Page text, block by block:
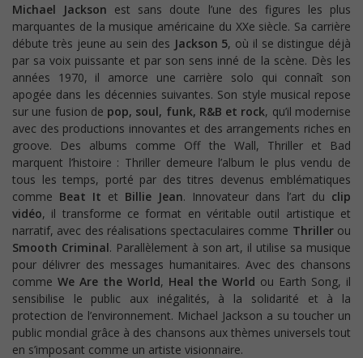
Michael Jackson est sans doute l’une des figures les plus
marquantes de la musique américaine du XXe siècle. Sa carrière
débute très jeune au sein des Jackson 5, où il se distingue déjà
par sa voix puissante et par son sens inné de la scène. Dès les
années 1970, il amorce une carrière solo qui connaît son
apogée dans les décennies suivantes. Son style musical repose
sur une fusion de pop, soul, funk, R&B et rock, qu’il modernise
avec des productions innovantes et des arrangements riches en
groove. Des albums comme Off the Wall, Thriller et Bad
marquent l’histoire : Thriller demeure l’album le plus vendu de
tous les temps, porté par des titres devenus emblématiques
comme Beat It et Billie Jean. Innovateur dans l’art du clip
vidéo, il transforme ce format en véritable outil artistique et
narratif, avec des réalisations spectaculaires comme Thriller ou
Smooth Criminal. Parallèlement à son art, il utilise sa musique
pour délivrer des messages humanitaires. Avec des chansons
comme We Are the World, Heal the World ou Earth Song, il
sensibilise le public aux inégalités, à la solidarité et à la
protection de l’environnement. Michael Jackson a su toucher un
public mondial grâce à des chansons aux thèmes universels tout
en s’imposant comme un artiste visionnaire.